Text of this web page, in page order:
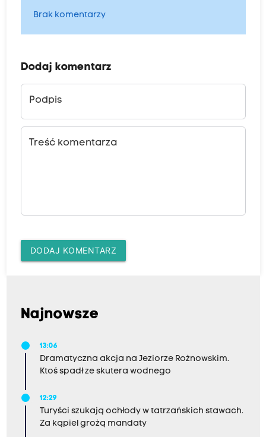
Brak komentarzy
Dodaj komentarz
Podpis
Treść komentarza
DODAJ KOMENTARZ
Najnowsze
13:06
Dramatyczna akcja na Jeziorze Rożnowskim.
Ktoś spadł ze skutera wodnego
12:29
Turyści szukają ochłody w tatrzańskich stawach.
Za kąpiel grożą mandaty